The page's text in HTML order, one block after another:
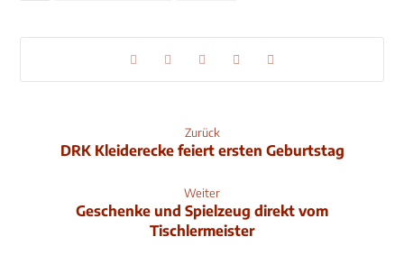
Zurück
DRK Kleiderecke feiert ersten Geburtstag
Weiter
Geschenke und Spielzeug direkt vom
Tischlermeister